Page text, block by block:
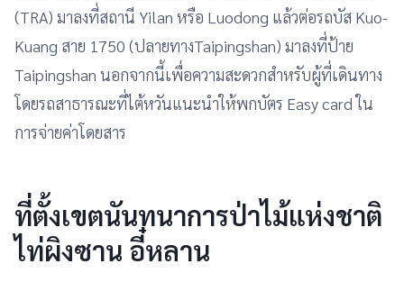
(TRA) มาลงที่สถานี Yilan หรือ Luodong แล้วต่อรถบัส Kuo-
Kuang สาย 1750 (ปลายทางTaipingshan) มาลงที่ป้าย
Taipingshan นอกจากนี้เพื่อความสะดวกสำหรับผู้ที่เดินทาง
โดยรถสาธารณะที่ไต้หวันแนะนำให้พกบัตร Easy card ใน
การจ่ายค่าโดยสาร
ที่ตั้งเขตนันทนาการป่าไม้แห่งชาติ
ไท่ผิงซาน อี๋หลาน